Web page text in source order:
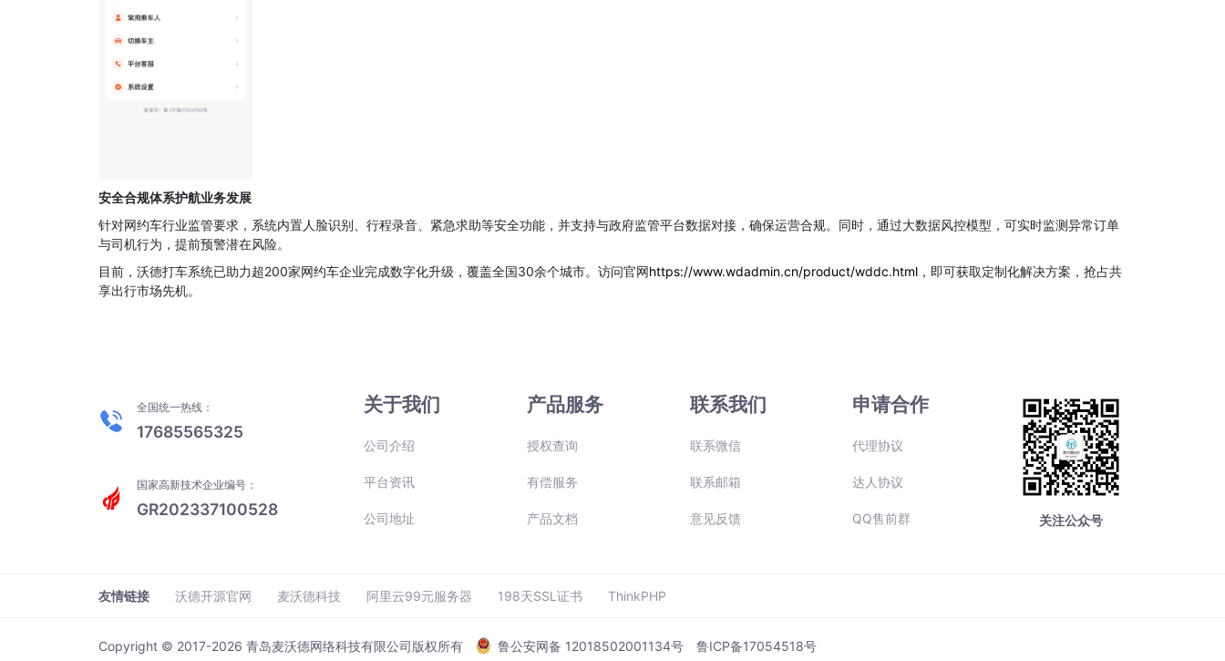
安全合规体系护航业务发展
针对网约车行业监管要求，系统内置人脸识别、行程录音、紧急求助等安全功能，并支持与政府监管平台数据对接，确保运营合规。同时，通过大数据风控模型，可实时监测异常订单
与司机行为，提前预警潜在风险。
目前，沃德打车系统已助力超200家网约车企业完成数字化升级，覆盖全国30余个城市。访问官网https://www.wdadmin.cn/product/wddc.html，即可获取定制化解决方案，抢占共
享出行市场先机。
全国统一热线：
17685565325
国家高新技术企业编号：
GR202337100528
关于我们
公司介绍
平台资讯
公司地址
产品服务
授权查询
有偿服务
产品文档
联系我们
联系微信
联系邮箱
意见反馈
申请合作
代理协议
达人协议
QQ售前群 关注公众号
友情链接 沃德开源官网 麦沃德科技 阿里云99元服务器 198天SSL证书 ThinkPHP
Copyright © 2017-2026 青岛麦沃德网络科技有限公司版权所有 鲁公安网备 12018502001134号 鲁ICP备17054518号